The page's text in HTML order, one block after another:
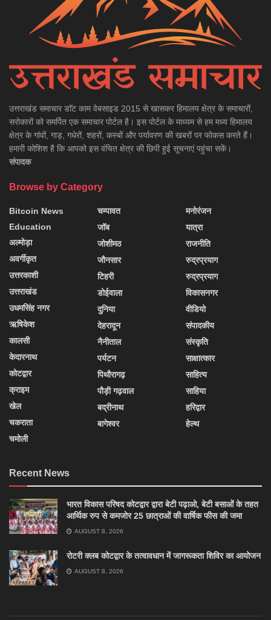
उत्तराखंड समाचार डाॅट काम वेबसाइड 2015 से खासकर हिमालय क्षेत्र के समाचारों,
सरोकारों को समर्पित एक समाचार पोर्टल है। इस पोर्टल के माध्यम से हम मध्य हिमालय
क्षेत्र के गांवों, गाड़, गधेरों, शहरों, कस्बों और पर्यावरण की खबरों पर फोकस करते हैं।
हमारी कोशिश है कि आपको इस वंचित क्षेत्र की छिपी हुई सूचनाएं पहुंचा सकें।
संपादक
Browse by Category
Bitcoin News
Education
अल्मोड़ा
अवर्गीकृत
उत्तरकाशी
उत्तराखंड
उधमसिंह नगर
ऋषिकेश
कालसी
केदारनाथ
कोटद्वार
क्राइम
खेल
चकराता
चमोली
चम्पावत
जॉब
जोशीमठ
जौनसार
टिहरी
डोईवाला
दुनिया
देहरादून
नैनीताल
पर्यटन
पिथौरागढ़
पौड़ी गढ़वाल
बद्रीनाथ
बागेश्वर
मनोरंजन
यात्रा
राजनीति
रुद्रप्रयाग
रुद्रप्रयाग
विकासनगर
वीडियो
संपादकीय
संस्कृति
साक्षात्कार
साहित्य
साहिया
हरिद्वार
हेल्थ
Recent News
भारत विकास परिषद कोटद्वार द्वारा बेटी पढ़ाओ, बेटी बसाओं के तहत
आर्थिक रुप से कमजोर 25 छात्राओं की वार्षिक फीस की जमा
AUGUST 8, 2026
रोटरी क्लब कोटद्वार के तत्वावधान में जागरूकता शिविर का आयोजन
AUGUST 8, 2026